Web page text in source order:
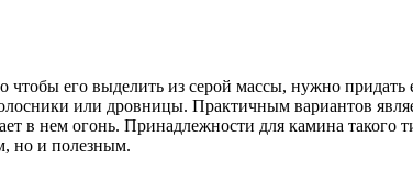
чтобы его выделить из серой массы, нужно
или дровницы. Практичным вариантов
в нем огонь. Принадлежности для камина
но и полезным.